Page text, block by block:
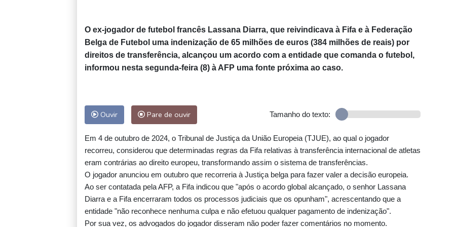
O ex-jogador de futebol francês Lassana Diarra, que reivindicava à Fifa e à Federação
Belga de Futebol uma indenização de 65 milhões de euros (384 milhões de reais) por
direitos de transferência, alcançou um acordo com a entidade que comanda o futebol,
informou nesta segunda-feira (8) à AFP uma fonte próxima ao caso.
Ouvir Pare de ouvir Tamanho do texto:
Em 4 de outubro de 2024, o Tribunal de Justiça da União Europeia (TJUE), ao qual o jogador
recorreu, considerou que determinadas regras da Fifa relativas à transferência internacional de atletas
eram contrárias ao direito europeu, transformando assim o sistema de transferências.
O jogador anunciou em outubro que recorreria à Justiça belga para fazer valer a decisão europeia.
Ao ser contatada pela AFP, a Fifa indicou que "após o acordo global alcançado, o senhor Lassana
Diarra e a Fifa encerraram todos os processos judiciais que os opunham", acrescentando que a
entidade "não reconhece nenhuma culpa e não efetuou qualquer pagamento de indenização".
Por sua vez, os advogados do jogador disseram não poder fazer comentários no momento.